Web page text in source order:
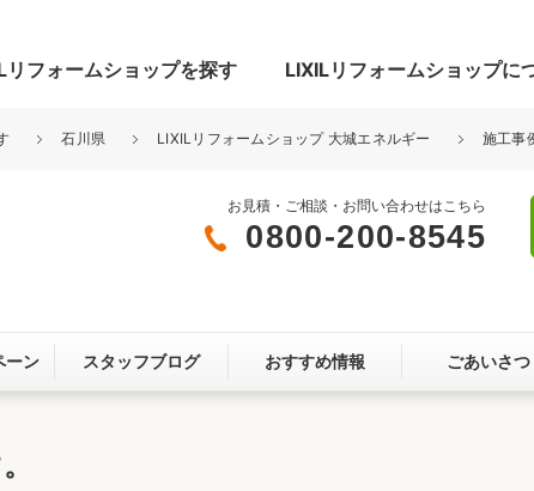
り 門まわり 屋根・外壁
ース
リフォームショップを探す LIXILリフォームショップに
ト
ここちいい暮らしをつくる、価値・性能
石川県 LIXILリフォームショップ 大城エネルギー 施工事
お見積・ご相談・お問い合わせはこちら
0800-200-8545
ーン スタッフブログ おすすめ情報 ごあいさつ